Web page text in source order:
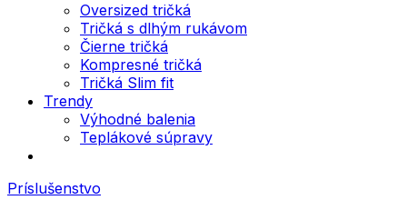
Oversized tričká
Tričká s dlhým rukávom
Čierne tričká
Kompresné tričká
Tričká Slim fit
Trendy
Výhodné balenia
Teplákové súpravy
Príslušenstvo